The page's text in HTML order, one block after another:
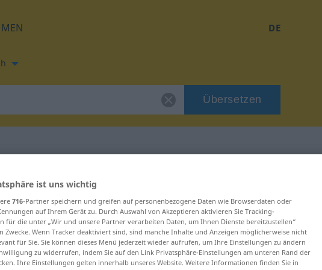
DE
Übersetzen
für "unavit"
ist uns wichtig
716-Partner speichern und greifen auf personenbezogene Daten wie Browserdaten oder
auf Ihrem Gerät zu. Durch Auswahl von Akzeptieren aktivieren Sie Tracking-
für die unter „Wir und unsere Partner verarbeiten Daten, um Ihnen Dienste bereitzustellen“
Zwecke. Wenn Tracker deaktiviert sind, sind manche Inhalte und Anzeigen möglicherweise nicht
für Sie. Sie können dieses Menü jederzeit wieder aufrufen, um Ihre Einstellungen zu ändern
zu widerrufen, indem Sie auf den Link Privatsphäre-Einstellungen am unteren Rand der
Ihre Einstellungen gelten innerhalb unseres Website. Weitere Informationen finden Sie in